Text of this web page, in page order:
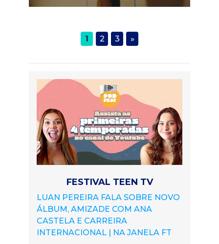
1 2 3 »
FESTIVAL TEEN TV
LUAN PEREIRA FALA SOBRE NOVO
ÁLBUM, AMIZADE COM ANA
CASTELA E CARREIRA
INTERNACIONAL | NA JANELA FT